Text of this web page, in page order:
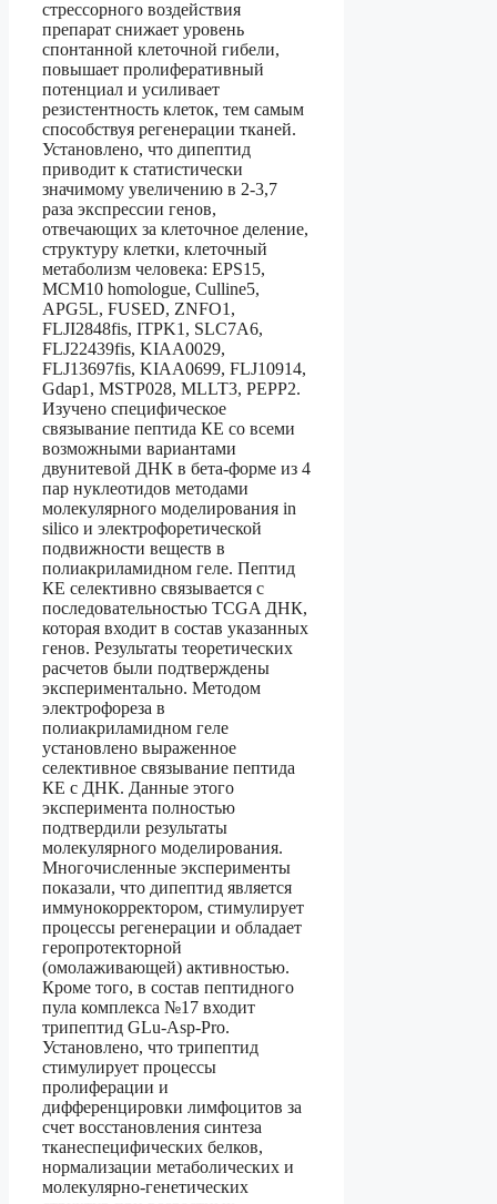
стрессорного воздействия
препарат снижает уровень
спонтанной клеточной гибели,
повышает пролиферативный
потенциал и усиливает
резистентность клеток, тем самым
способствуя регенерации тканей.
Установлено, что дипептид
приводит к статистически
значимому увеличению в 2-3,7
раза экспрессии генов,
отвечающих за клеточное деление,
структуру клетки, клеточный
метаболизм человека: EPS15,
MCM10 homologue, Culline5,
APG5L, FUSED, ZNFO1,
FLJI2848fis, ITPK1, SLC7A6,
FLJ22439fis, KIAA0029,
FLJ13697fis, KIAA0699, FLJ10914,
Gdap1, MSTP028, MLLT3, PEPP2.
Изучено специфическое
связывание пептида КЕ со всеми
возможными вариантами
двунитевой ДНК в бета-форме из 4
пар нуклеотидов методами
молекулярного моделирования in
silico и электрофоретической
подвижности веществ в
полиакриламидном геле. Пептид
КЕ селективно связывается с
последовательностью TCGA ДНК,
которая входит в состав указанных
генов. Результаты теоретических
расчетов были подтверждены
экспериментально. Методом
электрофореза в
полиакриламидном геле
установлено выраженное
селективное связывание пептида
КЕ с ДНК. Данные этого
эксперимента полностью
подтвердили результаты
молекулярного моделирования.
Многочисленные эксперименты
показали, что дипептид является
иммунокорректором, стимулирует
процессы регенерации и обладает
геропротекторной
(омолаживающей) активностью.
Кроме того, в состав пептидного
пула комплекса №17 входит
трипептид GLu-Asp-Pro.
Установлено, что трипептид
стимулирует процессы
пролиферации и
дифференцировки лимфоцитов за
счет восстановления синтеза
тканеспецифических белков,
нормализации метаболических и
молекулярно-генетических